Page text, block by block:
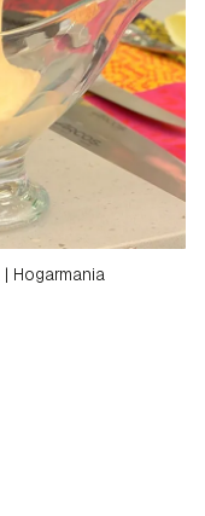
| Hogarmania